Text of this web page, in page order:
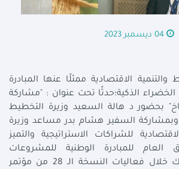
04 ديسمبر 2023
الاقتصادية ممثلًا عنها المبادرة
الذكية؛حدثًا تحت عنوان : "مشاركة
بحضور د هالة السعيد وزيرة التخطيط
وبمشاركة السفير هشام بدر مساعد وزيرة
للشراكات الاستراتيجية والتميز
العام للمبادرة الوطنية للمشروعات
الخضراء الذكية، وذلك خلال فعاليات النسخة الـ 28 من مؤتمر